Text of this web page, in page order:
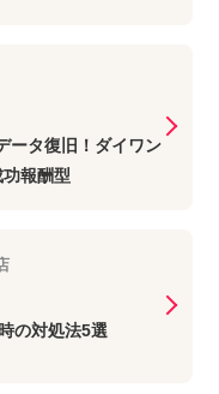
ータ復旧！ダイワン
報酬型
の対処法5選